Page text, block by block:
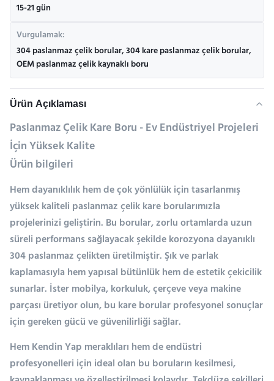
15-21 gün
Vurgulamak:
304 paslanmaz çelik borular,304 kare paslanmaz çelik borular,
OEM paslanmaz çelik kaynaklı boru
Ürün Açıklaması
Paslanmaz Çelik Kare Boru - Ev Endüstriyel Projeleri
İçin Yüksek Kalite
Ürün bilgileri
Hem dayanıklılık hem de çok yönlülük için tasarlanmış
yüksek kaliteli paslanmaz çelik kare borularımızla
projelerinizi geliştirin. Bu borular, zorlu ortamlarda uzun
süreli performans sağlayacak şekilde korozyona dayanıklı
304 paslanmaz çelikten üretilmiştir. Şık ve parlak
kaplamasıyla hem yapısal bütünlük hem de estetik çekicilik
sunarlar. İster mobilya, korkuluk, çerçeve veya makine
parçası üretiyor olun, bu kare borular profesyonel sonuçlar
için gereken gücü ve güvenilirliği sağlar.
Hem Kendin Yap meraklıları hem de endüstri
profesyonelleri için ideal olan bu boruların kesilmesi,